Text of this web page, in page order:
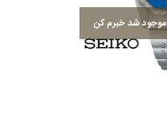
موجود شد خبرم کن